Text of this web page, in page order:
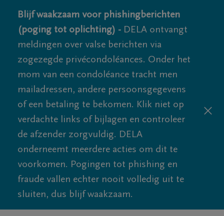
Blijf waakzaam voor phishingberichten
(poging tot oplichting) - DELA ontvangt
meldingen over valse berichten via
zogezegde privécondoléances. Onder het
mom van een condoléance tracht men
mailadressen, andere persoonsgegevens
of een betaling te bekomen. Klik niet op
verdachte links of bijlagen en controleer
de afzender zorgvuldig. DELA
onderneemt meerdere acties om dit te
voorkomen. Pogingen tot phishing en
fraude vallen echter nooit volledig uit te
sluiten, dus blijf waakzaam.